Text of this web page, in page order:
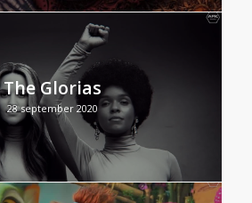
The Glorias
28 september 2020